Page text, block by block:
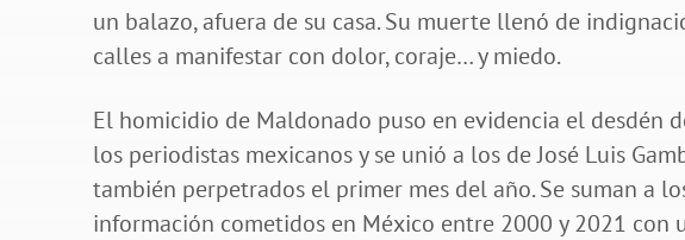
un balazo, afuera de su casa. Su muerte llenó de
calles a manifestar con dolor, coraje… y miedo.
El homicidio de Maldonado puso en evidencia el desdén
los periodistas mexicanos y se unió a los de José Luis
también perpetrados el primer mes del año. Se suman a
información cometidos en México entre 2000 y 2021 con